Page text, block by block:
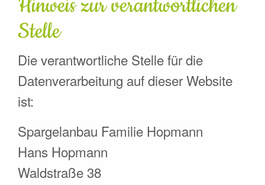
Stelle
Die verantwortliche Stelle für die
Datenverarbeitung auf dieser Website
ist:
Spargelanbau Familie Hopmann
Hans Hopmann
Waldstraße 38